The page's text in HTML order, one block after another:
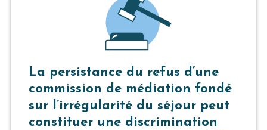
La persistance du refus d’une
commission de médiation fondé
sur l’irrégularité du séjour peut
constituer une discrimination